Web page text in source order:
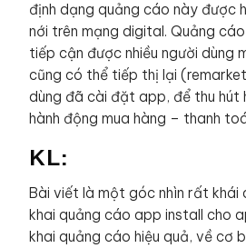
định dạng quảng cáo này được
nới trên mạng digital. Quảng
tiếp cận được nhiều người dùng
cũng có thể tiếp thị lại
dùng đã cài đặt app, để thu hút
hành động mua hàng – thanh
KL:
Bài viết là một góc nhìn rất khái
khai quảng cáo app install cho
khai quảng cáo hiệu quả, về cơ